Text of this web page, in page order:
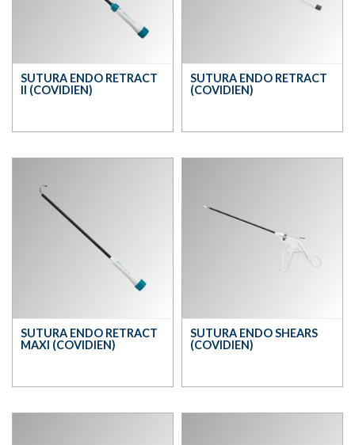
SUTURA ENDO RETRACT
II (COVIDIEN)
SUTURA ENDO RETRACT
(COVIDIEN)
SUTURA ENDO RETRACT
MAXI (COVIDIEN)
SUTURA ENDO SHEARS
(COVIDIEN)